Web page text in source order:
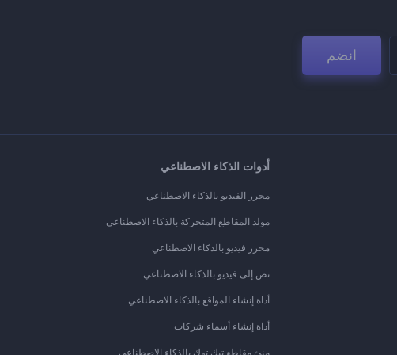
انضم
أدوات الذكاء الاصطناعي
محرر الفيديو بالذكاء الاصطناعي
مولد المقاطع المتحركة بالذكاء الاصطناعي
محرر فيديو بالذكاء الاصطناعي
نص إلى فيديو بالذكاء الاصطناعي
أداة إنشاء المواقع بالذكاء الاصطناعي
أداة إنشاء أسماء شركات
منئ مقاطع تيك توك بالذكاء الاصطناعي